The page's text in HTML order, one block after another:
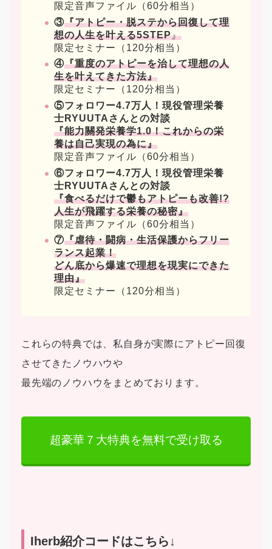
限定音声ファイル（60分相当）
③『アトピー・脱ステから回復して理
想の人生を叶える5STEP』
限定セミナー（120分相当）
④『重度のアトピーを治して理想の人
生を叶えてきた方法』
限定セミナー（120分相当）
⑤フォロワー4.7万人！現役管理栄養
士RYUUTAさんとの対談
『能力關発栄養学1.0！これからの栄
養は自己実現の為に』
限定音声ファイル（60分相当）
⑥フォロワー4.7万人！現役管理栄養
士RYUUTAさんとの対談
『食べるだけで鬱もアトピーも改善!?
人生が飛躍する栄養の秘密』
限定音声ファイル（60分相当）
⑦『虐待・闘病・生活保護からフリー
ランス起業！
どん底から爆速で理想を現実にできた
理由』
限定セミナー（120分相当）
これらの特典では、私自身が実際にアトピー回復
させてきたノウハウや
最先端のノウハウをまとめております。
超豪華７大特典を無料で受け取る
Iherb紹介コードはこちら↓